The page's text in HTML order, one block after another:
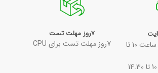
شنبه تا چهارشنبه از ساعت 10 تا
7روز مهلت تست
7روز مهلت تست برای CPU